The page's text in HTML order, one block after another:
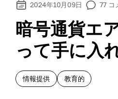
2024年10月09日 77 コ
暗号通貨エ
って手に入
情報提供 教育的